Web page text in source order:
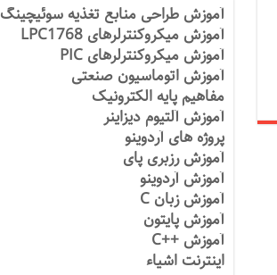
آموزش طراحی منابع تغذیه سوئیچینگ
آموزش میکروکنترلرهای LPC1768
آموزش میکروکنترلرهای PIC
آموزش اتوماسیون صنعتی
مفاهیم پایه الکترونیک
آموزش آلتیوم دیزاینر
پروژه های آردوینو
آموزش رزبری پای
آموزش آردوینو
آموزش زبان C
آموزش پایتون
آموزش ++C
اینترنت اشیاء